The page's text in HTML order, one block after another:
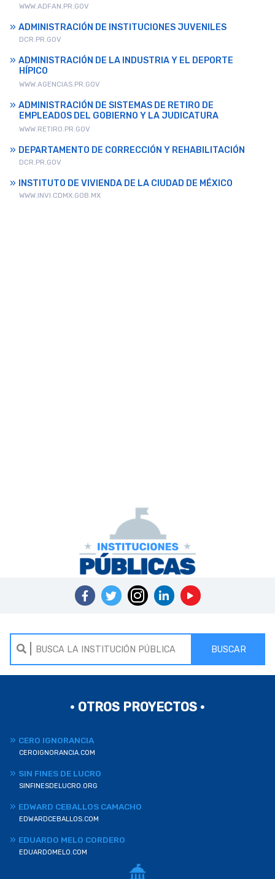
WWW.ADFAN.PR.GOV
ADMINISTRACIÓN DE INSTITUCIONES JUVENILES
DCR.PR.GOV
ADMINISTRACIÓN DE LA INDUSTRIA Y EL DEPORTE
HÍPICO
WWW.AGENCIAS.PR.GOV
ADMINISTRACIÓN DE SISTEMAS DE RETIRO DE
EMPLEADOS DEL GOBIERNO Y LA JUDICATURA
WWW.RETIRO.PR.GOV
DEPARTAMENTO DE CORRECCIÓN Y REHABILITACIÓN
DCR.PR.GOV
INSTITUTO DE VIVIENDA DE LA CIUDAD DE MÉXICO
WWW.INVI.CDMX.GOB.MX
BUSCAR
• OTROS PROYECTOS •
CERO IGNORANCIA
CEROIGNORANCIA.COM
SIN FINES DE LUCRO
SINFINESDELUCRO.ORG
EDWARD CEBALLOS CAMACHO
EDWARDCEBALLOS.COM
EDUARDO MELO CORDERO
EDUARDOMELO.COM